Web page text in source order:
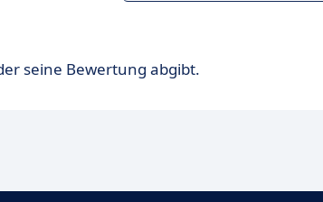
seine Bewertung abgibt.